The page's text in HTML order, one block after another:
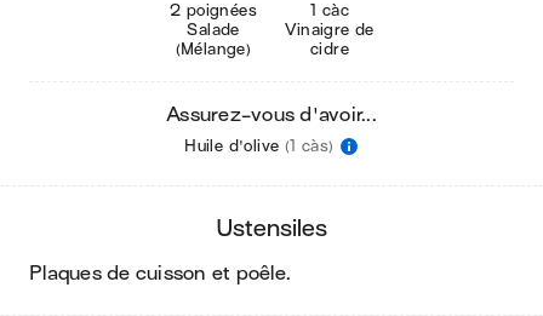
2 poignées
Salade
(Mélange)
1 càc
Vinaigre de
cidre
Assurez-vous d'avoir...
Huile d'olive (1 càs)
ustensiles
plaques de cuisson et poêle.